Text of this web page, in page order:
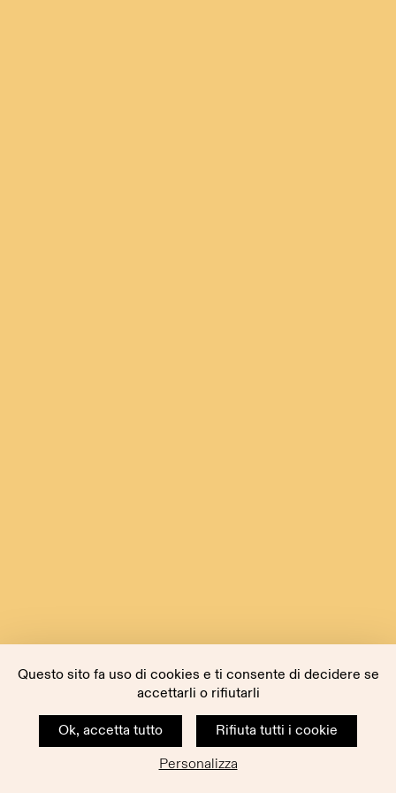
Questo sito fa uso di cookies e ti consente di decidere se
accettarli o rifiutarli
Ok, accetta tutto
Rifiuta tutti i cookie
Personalizza